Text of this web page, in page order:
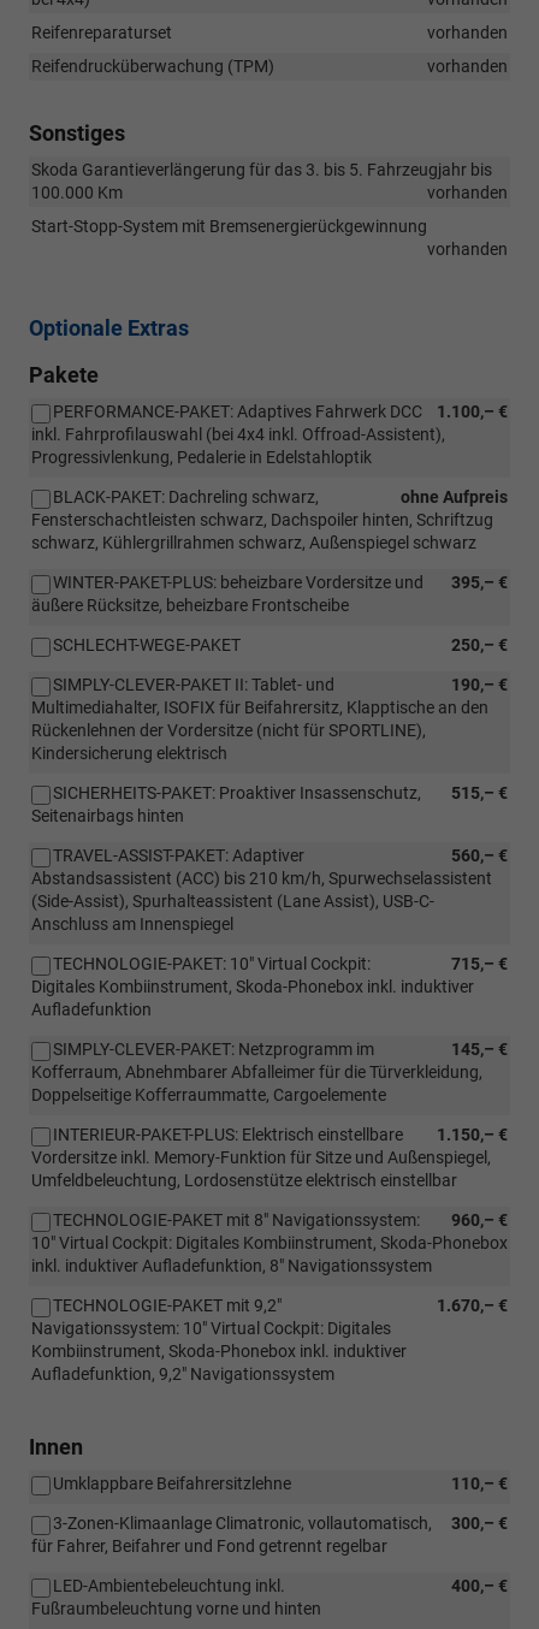
Reifenreparaturset
vorhanden
Reifendrucküberwachung (TPM)
vorhanden
Sonstiges
Skoda Garantieverlängerung für das 3. bis 5. Fahrzeugjahr bis
100.000 Km
vorhanden
Start-Stopp-System mit Bremsenergierückgewinnung
vorhanden
Optionale Extras
Pakete
1.100,– €
PERFORMANCE-PAKET: Adaptives Fahrwerk DCC
inkl. Fahrprofilauswahl (bei 4x4 inkl. Offroad-Assistent),
Progressivlenkung, Pedalerie in Edelstahloptik
ohne Aufpreis
BLACK-PAKET: Dachreling schwarz,
Fensterschachtleisten schwarz, Dachspoiler hinten, Schriftzug
schwarz, Kühlergrillrahmen schwarz, Außenspiegel schwarz
395,– €
WINTER-PAKET-PLUS: beheizbare Vordersitze und
äußere Rücksitze, beheizbare Frontscheibe
250,– €
SCHLECHT-WEGE-PAKET
190,– €
SIMPLY-CLEVER-PAKET II: Tablet- und
Multimediahalter, ISOFIX für Beifahrersitz, Klapptische an den
Rückenlehnen der Vordersitze (nicht für SPORTLINE),
Kindersicherung elektrisch
515,– €
SICHERHEITS-PAKET: Proaktiver Insassenschutz,
Seitenairbags hinten
560,– €
TRAVEL-ASSIST-PAKET: Adaptiver
Abstandsassistent (ACC) bis 210 km/h, Spurwechselassistent
(Side-Assist), Spurhalteassistent (Lane Assist), USB-C-
Anschluss am Innenspiegel
715,– €
TECHNOLOGIE-PAKET: 10" Virtual Cockpit:
Digitales Kombiinstrument, Skoda-Phonebox inkl. induktiver
Aufladefunktion
145,– €
SIMPLY-CLEVER-PAKET: Netzprogramm im
Kofferraum, Abnehmbarer Abfalleimer für die Türverkleidung,
Doppelseitige Kofferraummatte, Cargoelemente
1.150,– €
INTERIEUR-PAKET-PLUS: Elektrisch einstellbare
Vordersitze inkl. Memory-Funktion für Sitze und Außenspiegel,
Umfeldbeleuchtung, Lordosenstütze elektrisch einstellbar
960,– €
TECHNOLOGIE-PAKET mit 8" Navigationssystem:
10" Virtual Cockpit: Digitales Kombiinstrument, Skoda-Phonebox
inkl. induktiver Aufladefunktion, 8" Navigationssystem
1.670,– €
TECHNOLOGIE-PAKET mit 9,2"
Navigationssystem: 10" Virtual Cockpit: Digitales
Kombiinstrument, Skoda-Phonebox inkl. induktiver
Aufladefunktion, 9,2" Navigationssystem
Innen
110,– €
Umklappbare Beifahrersitzlehne
300,– €
3-Zonen-Klimaanlage Climatronic, vollautomatisch,
für Fahrer, Beifahrer und Fond getrennt regelbar
400,– €
LED-Ambientebeleuchtung inkl.
Fußraumbeleuchtung vorne und hinten